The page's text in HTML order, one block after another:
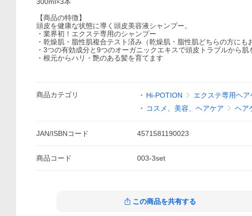
【商品の特徴】
頭皮を健康な状態に導く頭皮美容液シャンプー。
・業界初！エクステ専用のシャンプー
・乾燥肌・脂性肌複合テスト済み（乾燥肌・脂性肌どちらの方にも
・3つの有効成分と9つのオーガニックエキスで頭皮トラブルから肌
・根元からハリ・艶のある髪を育てます
商品カテゴリ Hi-POTION エクステ専用ヘ
コスメ、美容、ヘアケア
ヘア
JAN/ISBNコード 4571581190023
商品コード 003-3set
この商品を共有する